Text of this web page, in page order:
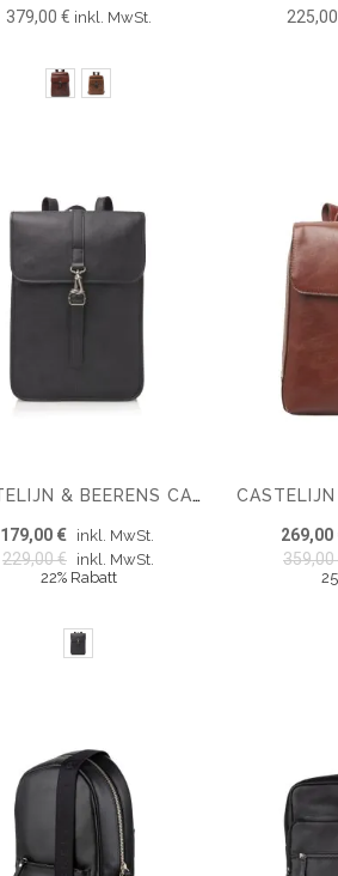
379,00 € inkl. MwSt.
CASTELIJN & BEERENS CARISMA LAPTOP RUCKSACK RFID 15,6''
179,00 € inkl. MwSt.
229,00 € inkl. MwSt.
22% Rabatt
269,00
359,00